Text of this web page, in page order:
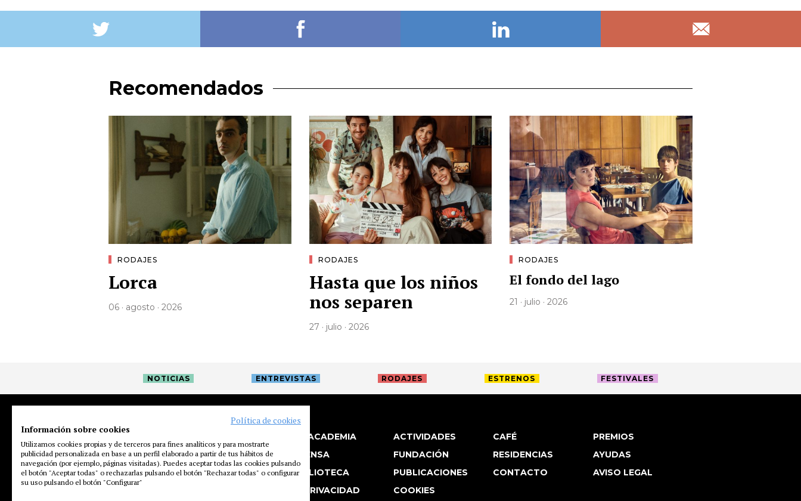
Recomendados
RODAJES
Lorca
06 · agosto · 2026
RODAJES
Hasta que los niños
nos separen
27 · julio · 2026
RODAJES
El fondo del lago
21 · julio · 2026
NOTICIAS ENTREVISTAS RODAJES ESTRENOS FESTIVALES
LA ACADEMIA ACTIVIDADES CAFÉ
PREMIOS
PRENSA
FUNDACIÓN RESIDENCIAS
AYUDAS
BIBLIOTECA
PUBLICACIONES CONTACTO
AVISO LEGAL
P. PRIVACIDAD
COOKIES
Política de cookies
Información sobre cookies
Utilizamos cookies propias y de terceros para fines analíticos y para mostrarte
publicidad personalizada en base a un perfil elaborado a partir de tus hábitos de
navegación (por ejemplo, páginas visitadas). Puedes aceptar todas las cookies pulsando
el botón "Aceptar todas" o rechazarlas pulsando el botón "Rechazar todas" o configurar
su uso pulsando el botón "Configurar"